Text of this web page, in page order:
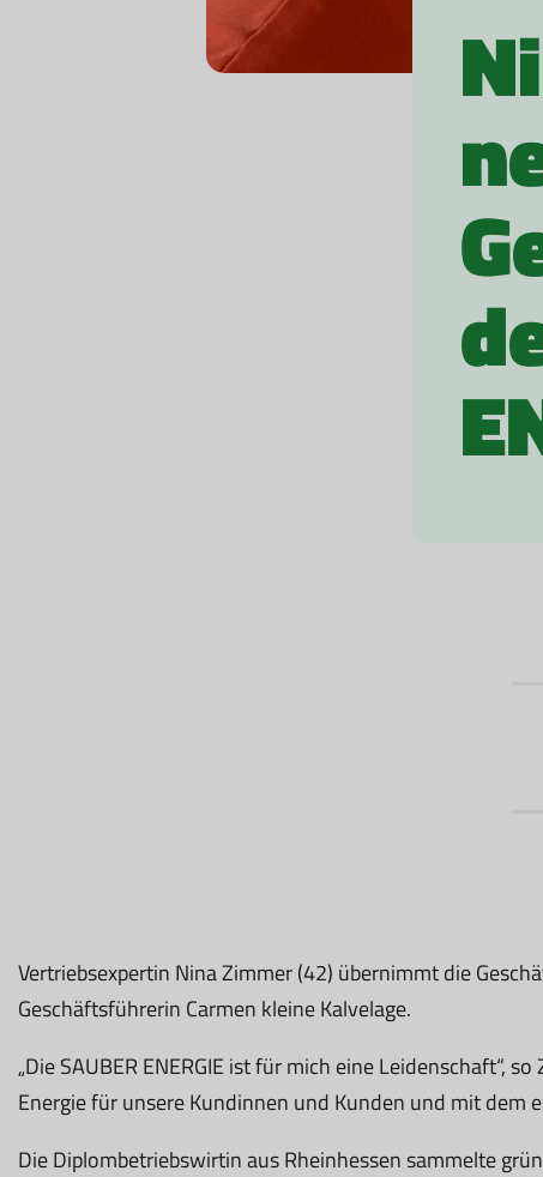
Vertriebsexpertin Nina Zimmer (42) übernimmt die
Geschäftsführerin Carmen kleine Kalvelage.
„Die SAUBER ENERGIE ist für mich eine
Energie für unsere Kundinnen und Kunden und mit dem
Die Diplombetriebswirtin aus Rheinhessen sammelte